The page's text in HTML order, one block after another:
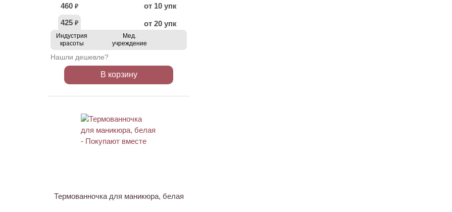
460 ₽
от 10 упк
425 ₽ от 20 упк
Индустрия
красоты
Мед.
учреждение
Нашли дешевле?
В корзину
Термованночка для маникюра, белая